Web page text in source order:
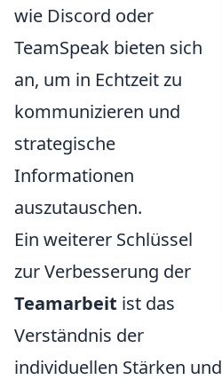
wie Discord oder
TeamSpeak bieten sich
an, um in Echtzeit zu
kommunizieren und
strategische
Informationen
auszutauschen.
Ein weiterer Schlüssel
zur Verbesserung der
Teamarbeit ist das
Verständnis der
individuellen Stärken und